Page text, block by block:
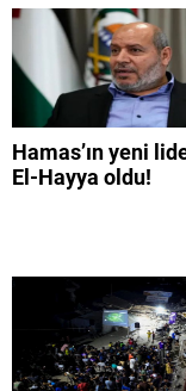
Hamas’ın yeni
El-Hayya oldu!